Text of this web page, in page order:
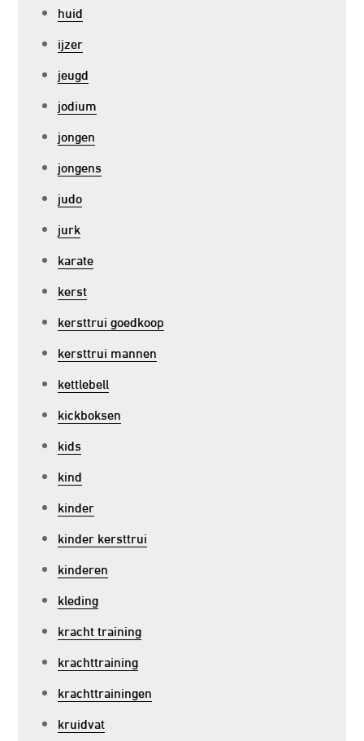
huid
ijzer
jeugd
jodium
jongen
jongens
judo
jurk
karate
kerst
kersttrui goedkoop
kersttrui mannen
kettlebell
kickboksen
kids
kind
kinder
kinder kersttrui
kinderen
kleding
kracht training
krachttraining
krachttrainingen
kruidvat